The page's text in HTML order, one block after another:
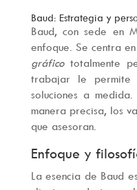
Baud: Estrategia y
Baud, con sede en
enfoque. Se centra
gráficototalmente
trabajar le permite
soluciones a
manera precisa, los
que asesoran.
Enfoque y
La esencia de Baud